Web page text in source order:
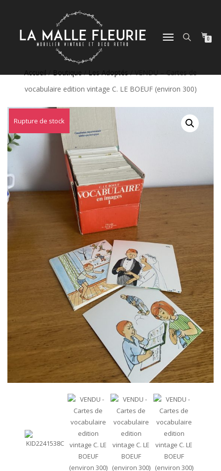
DÉPLIER
0
Accueil/Boutique/Les Adoptés/ VENDU – Cartes de
vocabulaire edition vintage C. LE BOEUF (environ 300)
Rupture de stock